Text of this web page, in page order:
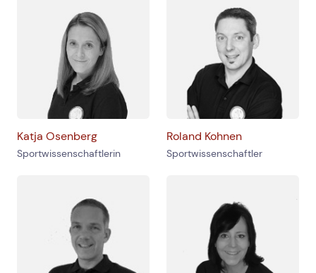
Katja Osenberg
Sportwissenschaftlerin
Roland Kohnen
Sportwissenschaftler